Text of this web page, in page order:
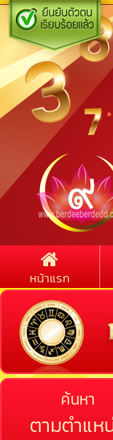
หน้าแรก
ค้นหา
ตามตำแห